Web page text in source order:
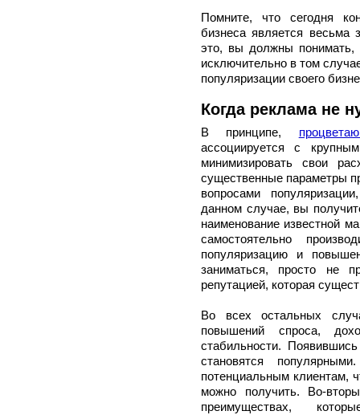
Помните, что сегодня
бизнеса является весьма
это, вы должны понимать,
исключительно в том
популяризации своего
Когда реклама не
В принципе,
ассоциируется с
минимизировать свои
существенные параметры
вопросами
данном случае, вы
наименование известной
самостоятельно
популяризацию и
заниматься, просто не
репутацией, которая
Во всех остальных
повышений спроса,
стабильности.
становятся
потенциальным клиентам,
можно получить. Во-
преимуществах,